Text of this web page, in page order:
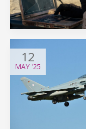
12
MAY '25